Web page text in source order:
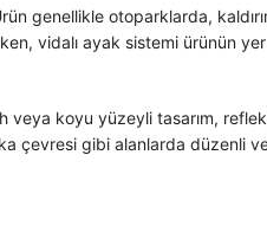
genellikle otoparklarda,
vidalı ayak sistemi ürünün
koyu yüzeyli tasarım,
çevresi gibi alanlarda düzenli